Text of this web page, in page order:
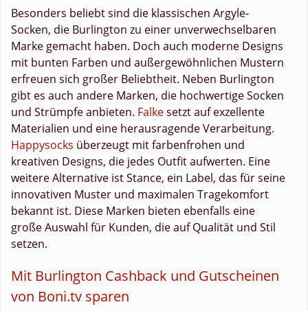
Besonders beliebt sind die klassischen Argyle-
Socken, die Burlington zu einer unverwechselbaren
Marke gemacht haben. Doch auch moderne Designs
mit bunten Farben und außergewöhnlichen Mustern
erfreuen sich großer Beliebtheit. Neben Burlington
gibt es auch andere Marken, die hochwertige Socken
und Strümpfe anbieten. Falkesetzt auf exzellente
Materialien und eine herausragende Verarbeitung.
Happysocks überzeugt mit farbenfrohen und
kreativen Designs, die jedes Outfit aufwerten. Eine
weitere Alternative ist Stance, ein Label, das für seine
innovativen Muster und maximalen Tragekomfort
bekannt ist. Diese Marken bieten ebenfalls eine
große Auswahl für Kunden, die auf Qualität und Stil
setzen.
Mit Burlington Cashback und Gutscheinen
von Boni.tv sparen